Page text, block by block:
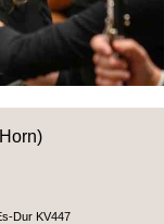
Dur KV447